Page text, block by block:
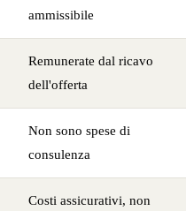
ammissibile
Remunerate dal ricavo
dell'offerta
Non sono spese di
consulenza
Costi assicurativi, non